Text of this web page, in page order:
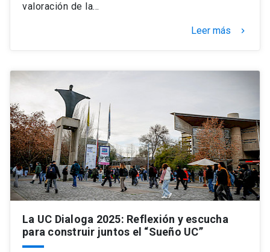
valoración de la…
Leer más keyboard_arrow_right
La UC Dialoga 2025: Reflexión y escucha
para construir juntos el “Sueño UC”